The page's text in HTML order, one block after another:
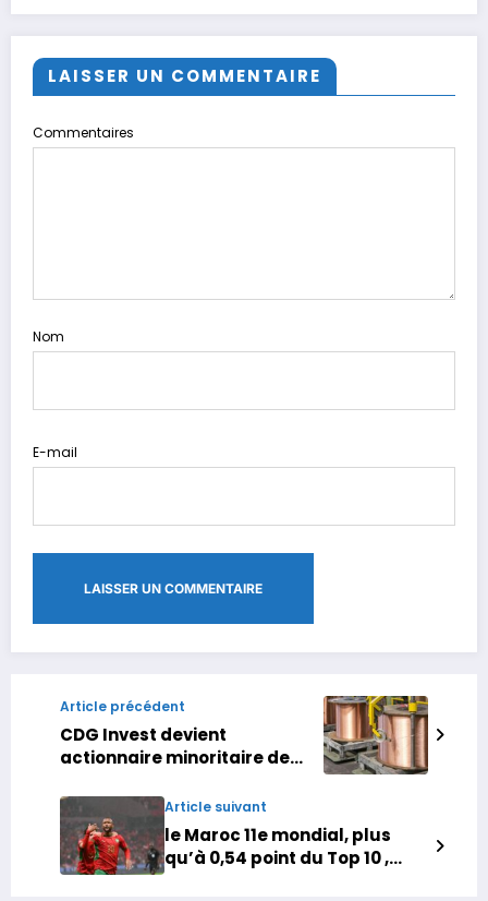
LAISSER UN COMMENTAIRE
Commentaires
Nom
E-mail
Article précédent
CDG Invest devient
actionnaire minoritaire de
Alloys
Article suivant
le Maroc 11e mondial, plus
qu’à 0,54 point du Top 10 ,